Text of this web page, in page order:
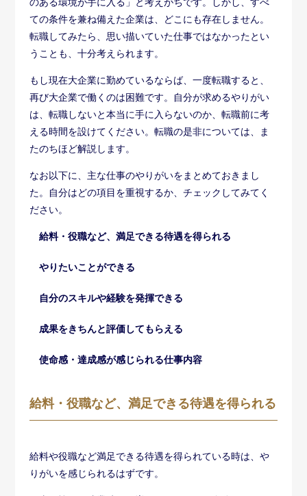
のある環境が手に入る」と考えがちです。しかし、すべ
ての条件を兼ね備えた企業は、どこにも存在しません。
転職してみたら、思い描いていた仕事ではなかったとい
うことも、十分考えられます。
もし現在大企業に勤めているならば、一度転職すると、
再び大企業で働くのは困難です。自分が求めるやりがい
は、転職しないと本当に手に入らないのか、転職前に考
える時間を設けてください。転職の是非については、ま
たのちほど解説します。
なお以下に、主な仕事のやりがいをまとめておきまし
た。自分はどの項目を重視するか、チェックしてみてく
ださい。
給料・役職など、満足できる待遇を得られる
やりたいことができる
自分のスキルや経験を発揮できる
成果をきちんと評価してもらえる
使命感・達成感が感じられる仕事内容
給料・役職など、満足できる待遇を得られる
給料や役職など満足できる待遇を得られている時は、や
りがいを感じられるはずです。